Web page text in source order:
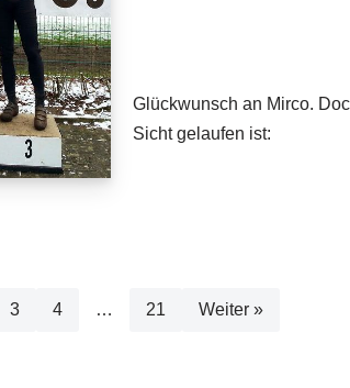
Glückwunsch an Mirco.
Sicht gelaufen ist:
3 4 … 21 Weiter »